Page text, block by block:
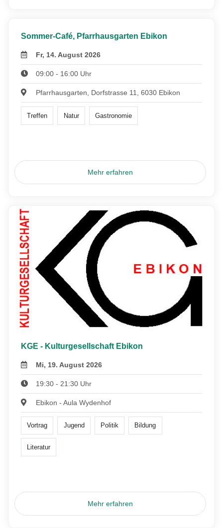
Sommer-Café, Pfarrhausgarten Ebikon
Fr, 14. August 2026
09:00 - 16:00 Uhr
Pfarrhausgarten, Dorfstrasse 11, 6030 Ebikon
Treffen Natur Gastronomie
Mehr erfahren
KGE - Kulturgesellschaft Ebikon
Mi, 19. August 2026
19:30 - 21:30 Uhr
Ebikon - Aula Wydenhof
Vortrag Jugend Politik Bildung
Literatur
Mehr erfahren